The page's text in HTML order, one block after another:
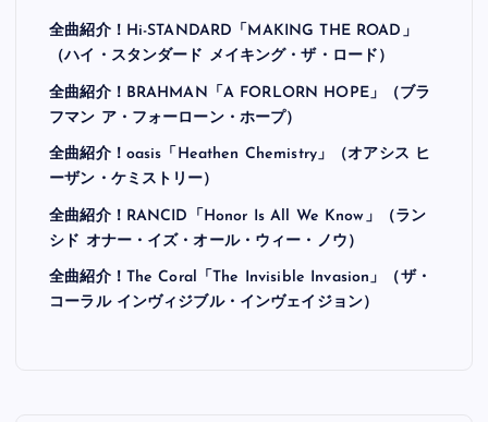
全曲紹介！Hi-STANDARD「MAKING THE ROAD」
（ハイ・スタンダード メイキング・ザ・ロード）
全曲紹介！BRAHMAN「A FORLORN HOPE」（ブラ
フマン ア・フォーローン・ホープ）
全曲紹介！oasis「Heathen Chemistry」（オアシス ヒ
ーザン・ケミストリー）
全曲紹介！RANCID「Honor Is All We Know」（ラン
シド オナー・イズ・オール・ウィー・ノウ）
全曲紹介！The Coral「The Invisible Invasion」（ザ・
コーラル インヴィジブル・インヴェイジョン）